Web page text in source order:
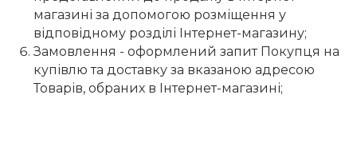
магазині за допомогою розміщення у
відповідному розділі Інтернет-магазину;
Замовлення - оформлений запит Покупця на
купівлю та доставку за вказаною адресою
Товарів, обраних в Інтернет-магазині;